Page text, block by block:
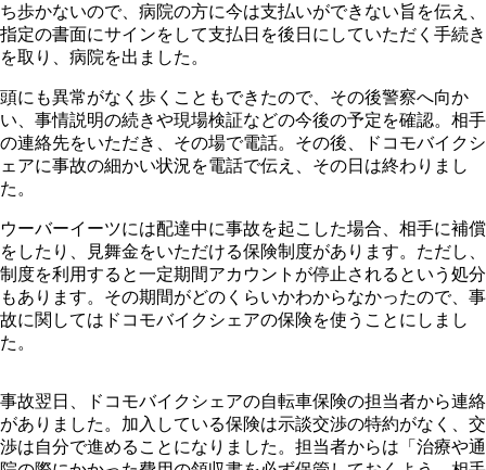
ち歩かないので、病院の方に今は支払いができない旨を伝え、
指定の書面にサインをして支払日を後日にしていただく手続き
を取り、病院を出ました。
頭にも異常がなく歩くこともできたので、その後警察へ向か
い、事情説明の続きや現場検証などの今後の予定を確認。相手
の連絡先をいただき、その場で電話。その後、ドコモバイクシ
ェアに事故の細かい状況を電話で伝え、その日は終わりまし
た。
ウーバーイーツには配達中に事故を起こした場合、相手に補償
をしたり、見舞金をいただける保険制度があります。ただし、
制度を利用すると一定期間アカウントが停止されるという処分
もあります。その期間がどのくらいかわからなかったので、事
故に関してはドコモバイクシェアの保険を使うことにしまし
た。
事故翌日、ドコモバイクシェアの自転車保険の担当者から連絡
がありました。加入している保険は示談交渉の特約がなく、交
渉は自分で進めることになりました。担当者からは「治療や通